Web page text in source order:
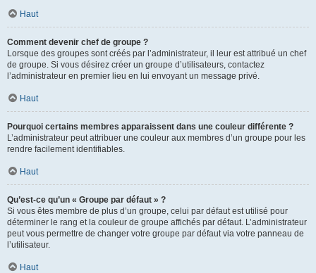
Haut
Comment devenir chef de groupe ?
Lorsque des groupes sont créés par l’administrateur, il leur est attribué un chef
de groupe. Si vous désirez créer un groupe d’utilisateurs, contactez
l’administrateur en premier lieu en lui envoyant un message privé.
Haut
Pourquoi certains membres apparaissent dans une couleur différente ?
L’administrateur peut attribuer une couleur aux membres d’un groupe pour les
rendre facilement identifiables.
Haut
Qu’est-ce qu’un « Groupe par défaut » ?
Si vous êtes membre de plus d’un groupe, celui par défaut est utilisé pour
déterminer le rang et la couleur de groupe affichés par défaut. L’administrateur
peut vous permettre de changer votre groupe par défaut via votre panneau de
l’utilisateur.
Haut